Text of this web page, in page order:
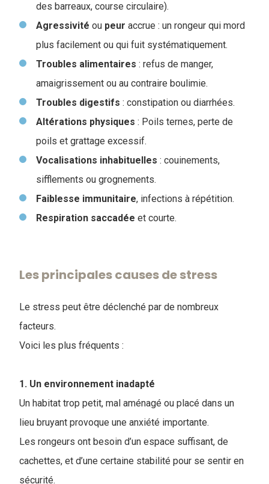
des barreaux, course circulaire).
Agressivité ou peur accrue : un rongeur qui mord
plus facilement ou qui fuit systématiquement.
Troubles alimentaires : refus de manger,
amaigrissement ou au contraire boulimie.
Troubles digestifs : constipation ou diarrhées.
Altérations physiques : Poils ternes, perte de
poils et grattage excessif.
Vocalisations inhabituelles : couinements,
sifflements ou grognements.
Faiblesse immunitaire, infections à répétition.
Respiration saccadée et courte.
Les principales causes de stress
Le stress peut être déclenché par de nombreux
facteurs.
Voici les plus fréquents :
1. Un environnement inadapté
Un habitat trop petit, mal aménagé ou placé dans un
lieu bruyant provoque une anxiété importante.
Les rongeurs ont besoin d’un espace suffisant, de
cachettes, et d’une certaine stabilité pour se sentir en
sécurité.